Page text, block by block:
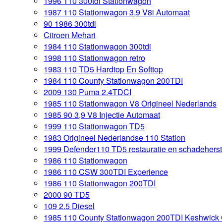
1987 110 Stationwagon 3,9 V8i Automaat
90 1986 300tdi
Citroen Mehari
1984 110 Stationwagon 300tdi
1998 110 Stationwagon retro
1983 110 TD5 Hardtop En Softtop
1984 110 County Stationwagon 200TDI
2009 130 Puma 2.4TDCI
1985 110 Stationwagon V8 Origineel Nederlands
1985 90 3,9 V8 Injectie Automaat
1999 110 Stationwagon TD5
1983 Origineel Nederlandse 110 Station
1999 Defender110 TD5 restauratie en
1986 110 Stationwagon
1986 110 CSW 300TDI Experience
1986 110 Stationwagon 200TDI
2000 90 TD5
109 2.5 Diesel
1985 110 County Stationwagon 200TDI Keshwick